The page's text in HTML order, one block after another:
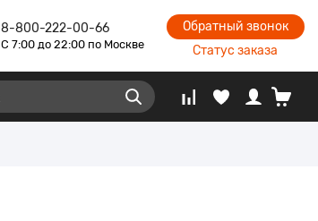
8-800-222-00-66
С 7:00 до 22:00 по Москве
Обратный звонок
Статус заказа